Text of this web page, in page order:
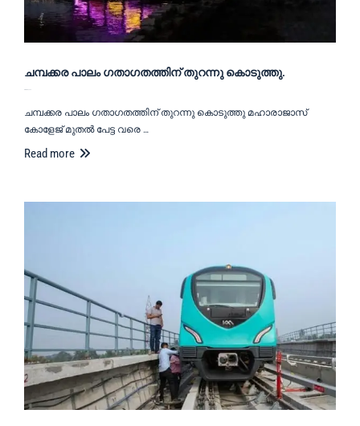
ചമ്പക്കര പാലം ഗതാഗതത്തിന് തുറന്നു കൊടുത്തു.
ചമ്പക്കര പാലം ഗതാഗതത്തിന് തുറന്നു കൊടുത്തു മഹാരാജാസ്
കോളേജ് മുതൽ പേട്ട വരെ …
Read more